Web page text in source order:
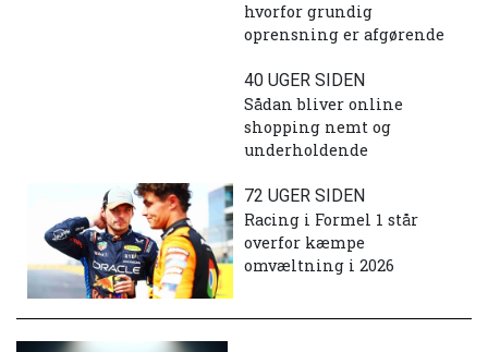
hvorfor grundig
oprensning er afgørende
40 UGER SIDEN
Sådan bliver online
shopping nemt og
underholdende
72 UGER SIDEN
Racing i Formel 1 står
overfor kæmpe
omvæltning i 2026